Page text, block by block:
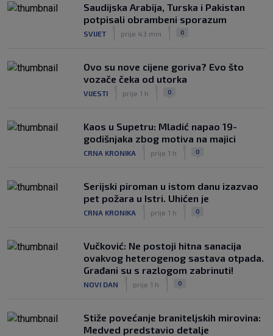
otvaranju Ramljakova turnira
SK
|
prije 4 h
Trener Žalgirisa ne odustaje: ‘Vidi se
iznenaditi na Poljudu’
SK
|
prije 5 h
Saudijska Arabija, Turska i Pakistan
potpisali obrambeni sporazum
SVIJET prije 43 min 0
Ovo su nove cijene goriva? Evo što
vozače čeka od utorka
VIJESTI prije 1 h 0
Kaos u Supetru: Mladić napao 19-
godišnjaka zbog motiva na majici
CRNA KRONIKA prije 1 h 0
Serijski piroman u istom danu izazvao
pet požara u Istri. Uhićen je
CRNA KRONIKA prije 1 h 0
Vučković: Ne postoji hitna sanacija
ovakvog heterogenog sastava otpada.
Građani su s razlogom zabrinuti!
NOVI DAN prije 1 h 0
Stiže povećanje braniteljskih mirovina:
Medved predstavio detalje